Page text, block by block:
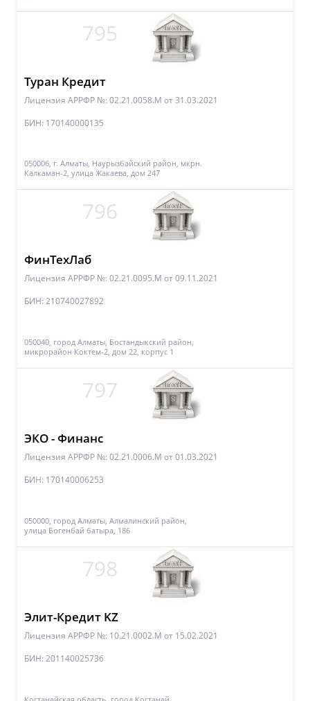
795
Туран Кредит
Лицензия АРРФР №: 02.21.0058.М от 31.03.2021
БИН: 170140000135
050006, г. Алматы, Наурызбайский район, мкрн.
Калкаман-2, улица Жакаева, дом 247
796
ФинТехЛаб
Лицензия АРРФР №: 02.21.0095.М от 09.11.2021
БИН: 210740027892
050040, город Алматы, Бостандыкский район,
микрорайон Коктем-2, дом 22, корпус 1
797
ЭКО - Финанс
Лицензия АРРФР №: 02.21.0006.М от 01.03.2021
БИН: 170140006253
050000, город Алматы, Алмалинский район,
улица Богенбай батыра, 186
798
Элит-Кредит KZ
Лицензия АРРФР №: 10.21.0002.М от 15.02.2021
БИН: 201140025736